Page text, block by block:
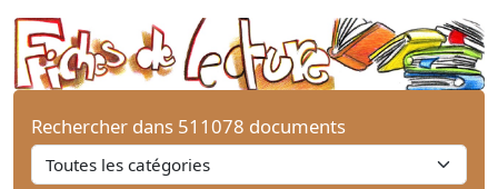
Rechercher dans 511078 documents